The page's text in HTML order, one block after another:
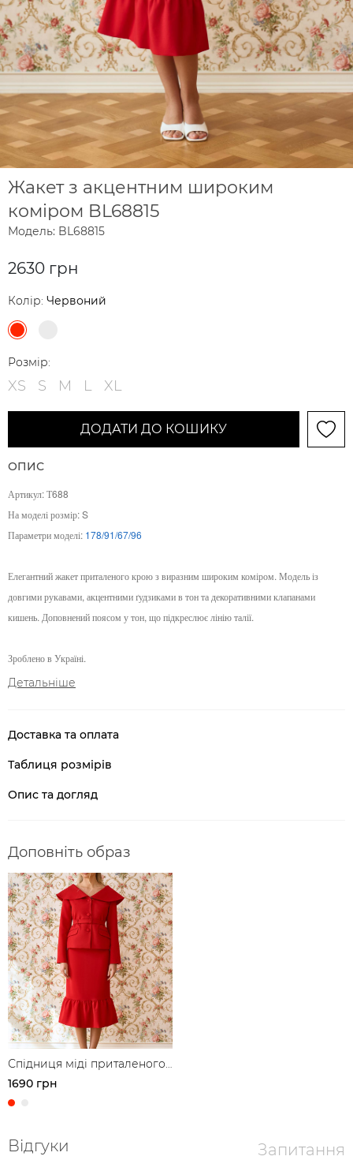
Жакет з акцентним широким
коміром BL68815
Модель: BL68815
2630 грн
Колір: Червоний
Розмір:
XS S M L XL
ДОДАТИ ДО КОШИКУ
ОПИС
Артикул: Т688
На моделі розмір: S
Параметри моделі: 178/91/67/96
Елегантний жакет приталеного крою з виразним широким коміром. Модель із
довгими рукавами, акцентними ґудзиками в тон та декоративними клапанами
кишень. Доповнений поясом у тон, що підкреслює лінію талії.
Зроблено в Україні.
Детальніше
Доставка та оплата
Таблиця розмірів
Опис та догляд
Доповніть образ
Спідниця міді приталеного
крою з воланом
1690 грн
Відгуки Запитання